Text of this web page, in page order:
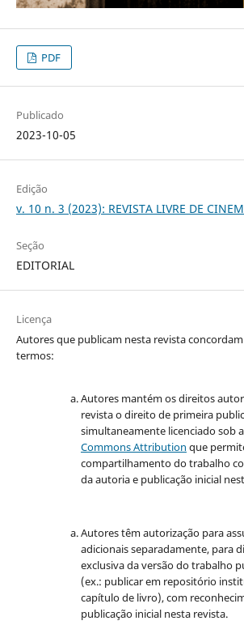
PDF
Publicado
2023-10-05
Edição
v. 10 n. 3 (2023): REVISTA LIVRE DE
Seção
EDITORIAL
Licença
Autores que publicam nesta revista
termos:
Autores mantém os direitos
revista o direito de primeira
simultaneamente licenciado sob a
Commons Attribution que
compartilhamento do trabalho
da autoria e publicação inicial
Autores têm autorização para
adicionais separadamente, para
exclusiva da versão do trabalho
(ex.: publicar em repositório
capítulo de livro), com
publicação inicial nesta revista.